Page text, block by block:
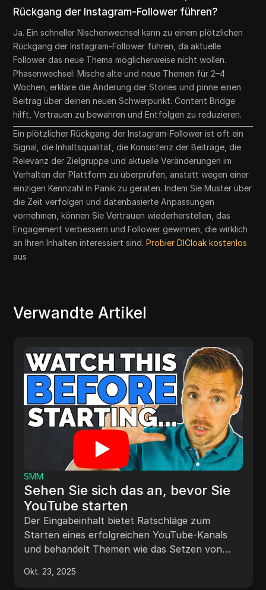
Rückgang der Instagram-Follower führen?
Ja. Ein schneller Nischenwechsel kann zu einem plötzlichen
Rückgang der Instagram-Follower führen, da aktuelle
Follower das neue Thema möglicherweise nicht wollen.
Phasenwechsel: Mische alte und neue Themen für 2–4
Wochen, erkläre die Änderung der Stories und pinne einen
Beitrag über deinen neuen Schwerpunkt. Content Bridge
hilft, Vertrauen zu bewahren und Entfolgen zu reduzieren.
Ein plötzlicher Rückgang der Instagram-Follower ist oft ein
Signal, die Inhaltsqualität, die Konsistenz der Beiträge, die
Relevanz der Zielgruppe und aktuelle Veränderungen im
Verhalten der Plattform zu überprüfen, anstatt wegen einer
einzigen Kennzahl in Panik zu geraten. Indem Sie Muster über
die Zeit verfolgen und datenbasierte Anpassungen
vornehmen, können Sie Vertrauen wiederherstellen, das
Engagement verbessern und Follower gewinnen, die wirklich
an Ihren Inhalten interessiert sind.Probier DICloak kostenlos
aus
Verwandte Artikel
SMM
Sehen Sie sich das an, bevor Sie
YouTube starten
Der Eingabeinhalt bietet Ratschläge zum
Starten eines erfolgreichen YouTube-Kanals
und behandelt Themen wie das Setzen von
in der Geschäftsstrategie,
Okt. 23, 2025